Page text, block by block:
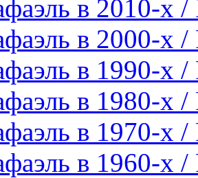
в 2010-х /
в 2000-х /
в 1990-х /
в 1980-х /
в 1970-х /
в 1960-х /